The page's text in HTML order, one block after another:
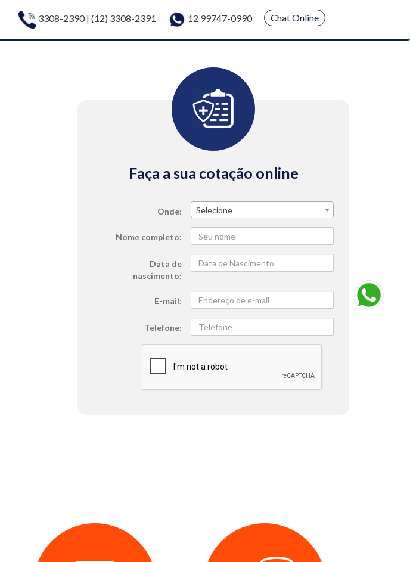
3308-2390| (12) 3308-2391 12 99747-0990 Chat Online
Faça a sua cotação online
Onde Selecione
Nome completo
Data de
nascimento
E-mail
Telefone